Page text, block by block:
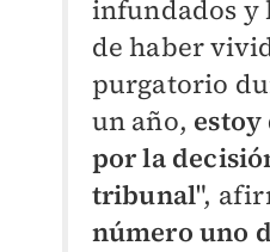
infundados y
de haber
purgatorio
un año,
por la
tribunal",
número uno